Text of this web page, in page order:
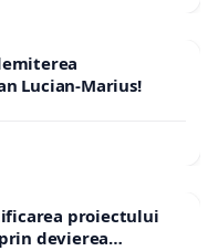
Lucian-Marius!
proiectului
devierea